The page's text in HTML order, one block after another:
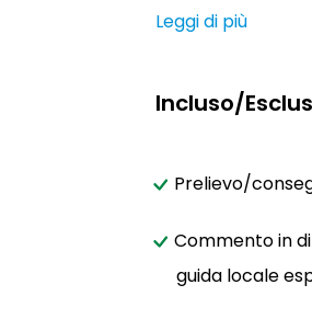
Leggi di più
Incluso/
Prelievo/
Commento in
guida locale